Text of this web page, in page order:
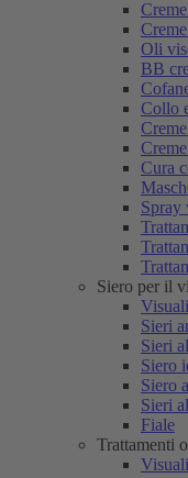
Oli
BB
Collo
Cura
Spray
Siero per il
Sieri
Sieri
Siero
Siero
Sieri
Fiale
Trattamenti